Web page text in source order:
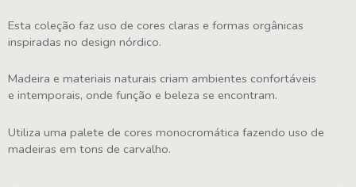
Esta coleção faz uso de cores claras e formas orgânicas
inspiradas no design nórdico.
Madeira e materiais naturais criam ambientes confortáveis
e intemporais, onde função e beleza se encontram.
Utiliza uma palete de cores monocromática fazendo uso de
madeiras em tons de carvalho.